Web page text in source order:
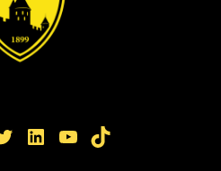
LinkedIn YouTube TikTok